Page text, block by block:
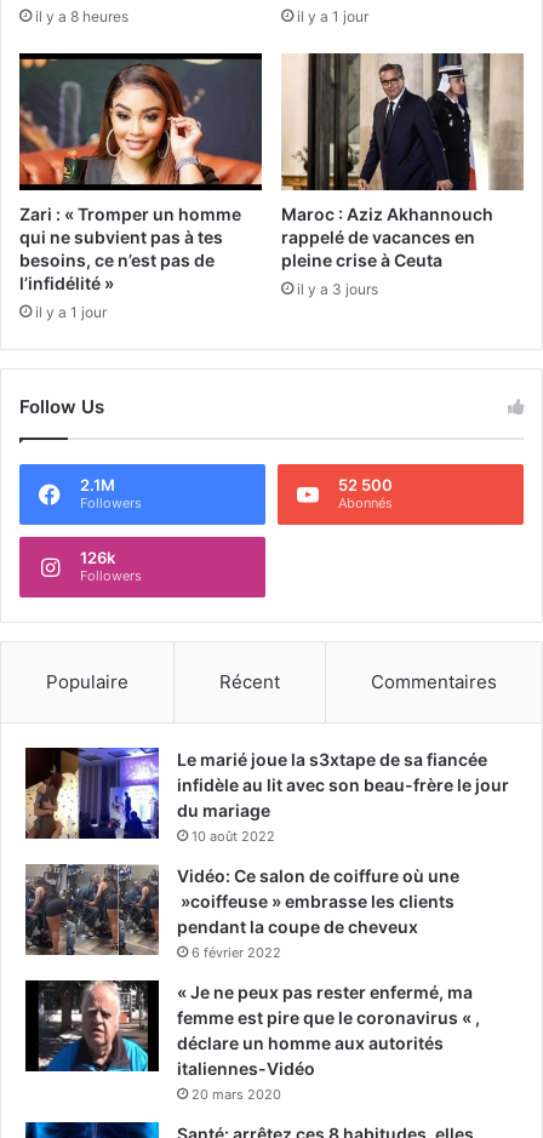
il y a 8 heures il y a 1 jour
Zari : « Tromper un homme
qui ne subvient pas à tes
besoins, ce n’est pas de
l’infidélité »
il y a 1 jour
Maroc : Aziz Akhannouch
rappelé de vacances en
pleine crise à Ceuta
il y a 3 jours
Follow Us
2.1M
Followers
52 500
Abonnés
126k
Followers
Populaire Récent Commentaires
Le marié joue la s3xtape de sa fiancée
infidèle au lit avec son beau-frère le jour
du mariage
10 août 2022
Vidéo: Ce salon de coiffure où une
»coiffeuse » embrasse les clients
pendant la coupe de cheveux
6 février 2022
« Je ne peux pas rester enfermé, ma
femme est pire que le coronavirus « ,
déclare un homme aux autorités
italiennes-Vidéo
20 mars 2020